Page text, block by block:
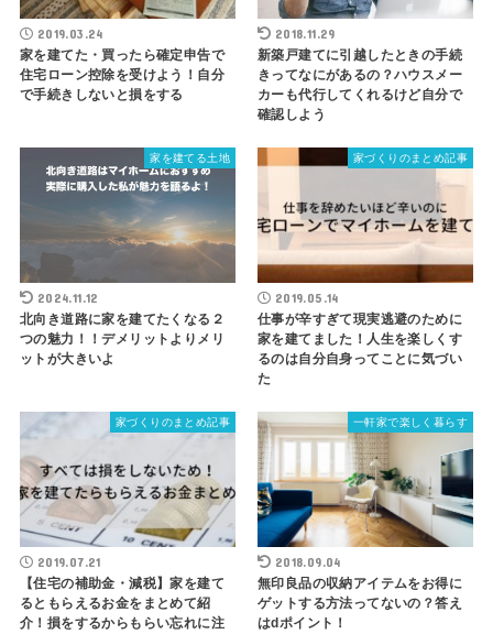
2019.03.24
家を建てた・買ったら確定申告で
住宅ローン控除を受けよう！自分
で手続きしないと損をする
2018.11.29
新築戸建てに引越したときの手続
きってなにがあるの？ハウスメー
カーも代行してくれるけど自分で
確認しよう
家を建てる土地
2024.11.12
北向き道路に家を建てたくなる２
つの魅力！！デメリットよりメリ
ットが大きいよ
家づくりのまとめ記事
2019.05.14
仕事が辛すぎて現実逃避のために
家を建てました！人生を楽しくす
るのは自分自身ってことに気づい
た
家づくりのまとめ記事
2019.07.21
【住宅の補助金・減税】家を建て
るともらえるお金をまとめて紹
介！損をするからもらい忘れに注
一軒家で楽しく暮らす
2018.09.04
無印良品の収納アイテムをお得に
ゲットする方法ってないの？答え
はdポイント！